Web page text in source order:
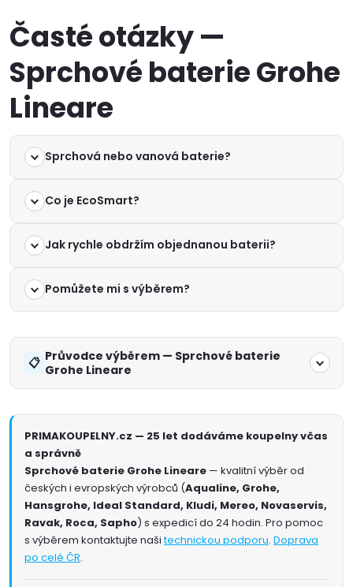
Časté otázky —
Sprchové baterie Grohe
Lineare
Sprchová nebo vanová baterie?
Co je EcoSmart?
Jak rychle obdržím objednanou baterii?
Pomůžete mi s výběrem?
Průvodce výběrem — Sprchové baterie
Grohe Lineare
PRIMAKOUPELNY.cz — 25 let dodáváme koupelny včas
a správně
Sprchové baterie Grohe Lineare — kvalitní výběr od
českých i evropských výrobců (Aqualine, Grohe,
Hansgrohe, Ideal Standard, Kludi, Mereo, Novaservis,
Ravak, Roca, Sapho) s expedicí do 24 hodin. Pro pomoc
s výběrem kontaktujte našitechnickou podporu. Doprava
po celé ČR.